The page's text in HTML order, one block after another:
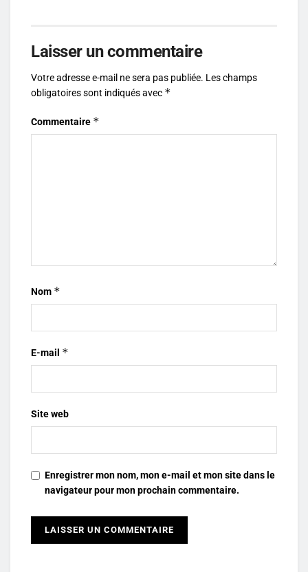
Laisser un commentaire
Votre adresse e-mail ne sera pas publiée. Les champs
obligatoires sont indiqués avec *
Commentaire *
Nom *
E-mail *
Site web
Enregistrer mon nom, mon e-mail et mon site dans le
navigateur pour mon prochain commentaire.